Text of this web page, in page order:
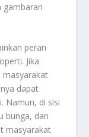
gambaran
peran
Jika
masyarakat
dapat
Namun, di sisi
bunga, dan
masyarakat